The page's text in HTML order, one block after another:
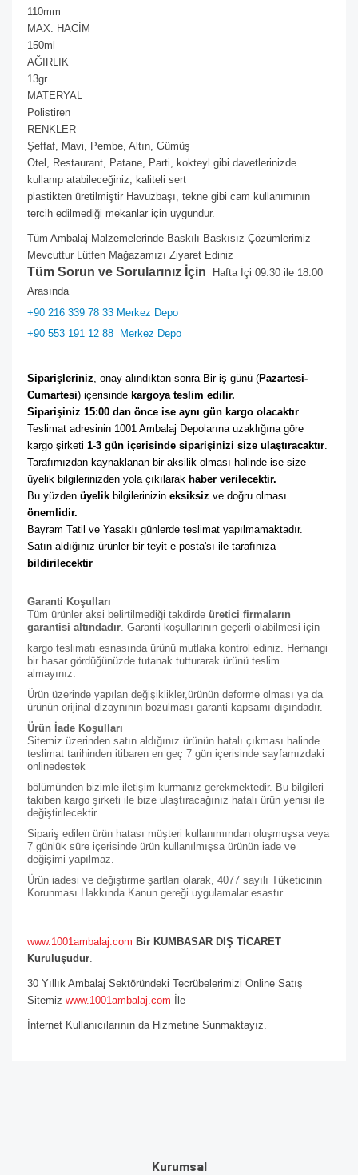
110mm
MAX. HACİM
150ml
AĞIRLIK
13gr
MATERYAL
Polistiren
RENKLER
Şeffaf, Mavi, Pembe, Altın, Gümüş
Otel, Restaurant, Patane, Parti, kokteyl gibi davetlerinizde
kullanıp atabileceğiniz, kaliteli sert
plastikten üretilmiştir Havuzbaşı, tekne gibi cam kullanımının
tercih edilmediği mekanlar için uygundur.
Tüm Ambalaj Malzemelerinde Baskılı Baskısız Çözümlerimiz
Mevcuttur Lütfen Mağazamızı Ziyaret Ediniz
Tüm Sorun ve Sorularınız İçin Hafta İçi 09:30 ile 18:00
Arasında
+90 216 339 78 33 Merkez Depo
+90 553 191 12 88 Merkez Depo
Siparişleriniz, onay alındıktan sonra Bir iş günü (Pazartesi-
Cumartesi) içerisinde kargoya teslim edilir.
Siparişiniz 15:00 dan önce ise aynı gün kargo olacaktır
Teslimat adresinin 1001 Ambalaj Depolarına uzaklığına göre
kargo şirketi 1-3 gün içerisinde siparişinizi size ulaştıracaktır.
Tarafımızdan kaynaklanan bir aksilik olması halinde ise size
üyelik bilgilerinizden yola çıkılarak haber verilecektir.
Bu yüzden üyelik bilgilerinizin eksiksiz
önemlidir.
Bayram Tatil ve Yasaklı günlerde teslimat yapılmamaktadır.
Satın aldığınız ürünler bir teyit e-posta'sı ile tarafınıza
bildirilecektir
Garanti Koşulları
Tüm ürünler aksi belirtilmediği takdirde üretici firmaların
garantisi altındadır. Garanti koşullarının geçerli olabilmesi için
kargo teslimatı esnasında ürünü mutlaka kontrol ediniz. Herhangi
bir hasar gördüğünüzde tutanak tutturarak ürünü teslim
almayınız.
Ürün üzerinde yapılan değişiklikler,ürünün deforme olması ya da
ürünün orijinal dizaynının bozulması garanti kapsamı dışındadır.
Ürün İade Koşulları
Sitemiz üzerinden satın aldığınız ürünün hatalı çıkması halinde
teslimat tarihinden itibaren en geç 7 gün içerisinde sayfamızdaki
onlinedestek
bölümünden bizimle iletişim kurmanız gerekmektedir. Bu bilgileri
takiben kargo şirketi ile bize ulaştıracağınız hatalı ürün yenisi ile
değiştirilecektir.
Sipariş edilen ürün hatası müşteri kullanımından oluşmuşsa veya
7 günlük süre içerisinde ürün kullanılmışsa ürünün iade ve
değişimi yapılmaz.
Ürün iadesi ve değiştirme şartları olarak, 4077 sayılı Tüketicinin
Korunması Hakkında Kanun gereği uygulamalar esastır.
www.1001ambalaj.com Bir KUMBASAR DIŞ TİCARET
Kuruluşudur.
30 Yıllık Ambalaj Sektöründeki Tecrübelerimizi Online Satış
Sitemiz www.1001ambalaj.com İle
İnternet Kullanıcılarının da Hizmetine Sunmaktayız.
Kurumsal